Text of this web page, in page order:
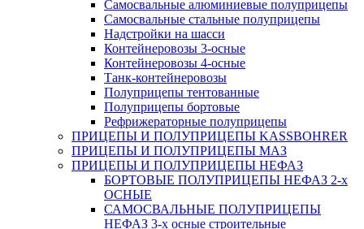
Самосвальные алюминиевые полуприцепы
Самосвальные стальные полуприцепы
Надстройки на шасси
Контейнеровозы 3-осные
Контейнеровозы 4-осные
Танк-контейнеровозы
Полуприцепы тентованные
Полуприцепы бортовые
Рефрижераторные полуприцепы
ПРИЦЕПЫ И ПОЛУПРИЦЕПЫ KASSBOHRER
ПРИЦЕПЫ И ПОЛУПРИЦЕПЫ МАЗ
ПРИЦЕПЫ И ПОЛУПРИЦЕПЫ НЕФАЗ
БОРТОВЫЕ ПОЛУПРИЦЕПЫ НЕФАЗ 2-х
ОСНЫЕ
САМОСВАЛЬНЫЕ ПОЛУПРИЦЕПЫ
НЕФАЗ 3-х осные строительные